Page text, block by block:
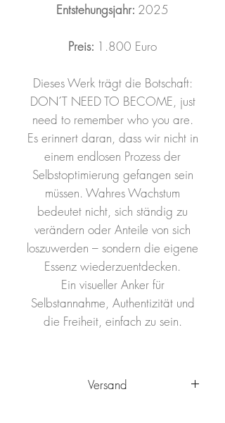
Entstehungsjahr: 2025
Preis: 1.800 Euro
Dieses Werk trägt die Botschaft:
DON´T NEED TO BECOME, just
need to remember who you are.
Es erinnert daran, dass wir nicht in
einem endlosen Prozess der
Selbstoptimierung gefangen sein
müssen. Wahres Wachstum
bedeutet nicht, sich ständig zu
verändern oder Anteile von sich
loszuwerden – sondern die eigene
Essenz wiederzuentdecken.
Ein visueller Anker für
Selbstannahme, Authentizität und
die Freiheit, einfach zu sein.
Versand